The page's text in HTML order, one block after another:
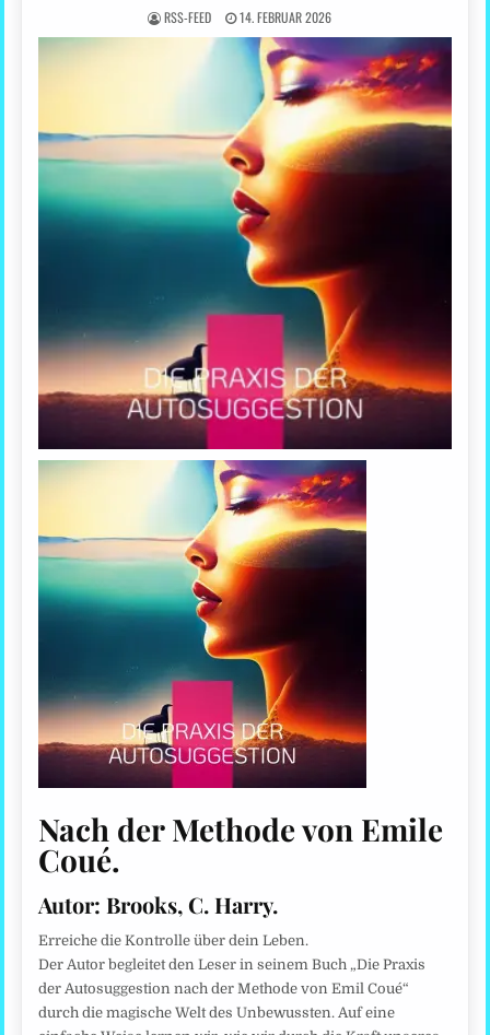
RSS-FEED 14. FEBRUAR 2026
Nach der Methode von Emile
Coué.
Autor: Brooks, C. Harry.
Erreiche die Kontrolle über dein Leben.
Der Autor begleitet den Leser in seinem Buch „Die Praxis
der Autosuggestion nach der Methode von Emil Coué“
durch die magische Welt des Unbewussten. Auf eine